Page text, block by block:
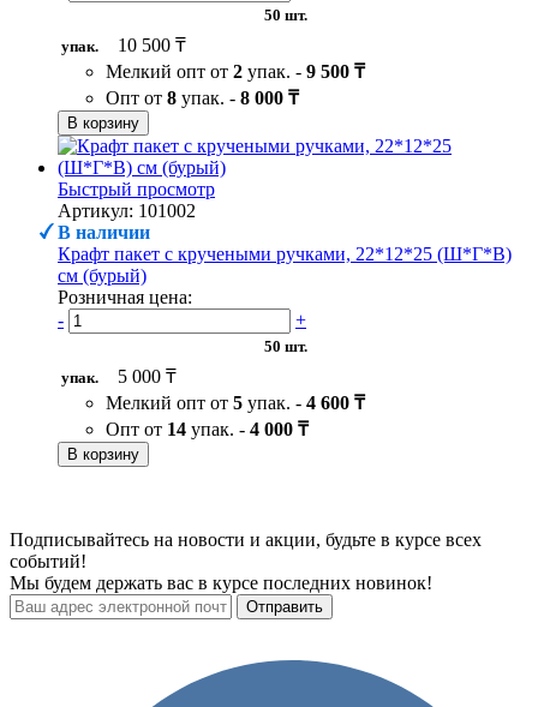
50 шт.
упак.
10 500 ₸
Мелкий опт от 2 упак. - 9 500 ₸
Опт от 8 упак. - 8 000 ₸
В корзину
Быстрый просмотр
Артикул: 101002
В наличии
Крафт пакет с кручеными ручками, 22*12*25 (Ш*Г*В)
см (бурый)
Розничная цена:
-
+
50 шт.
упак.
5 000 ₸
Мелкий опт от 5 упак. - 4 600 ₸
Опт от 14 упак. - 4 000 ₸
В корзину
Подписывайтесь на новости и акции, будьте в курсе всех
событий!
Мы будем держать вас в курсе последних новинок!